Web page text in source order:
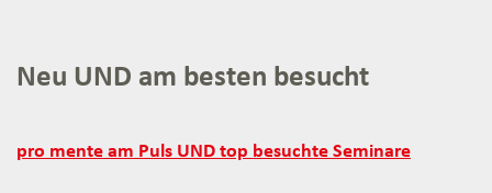
Neu UND am besten besucht
Neu
pro mente am Puls UND top besuchte Seminare